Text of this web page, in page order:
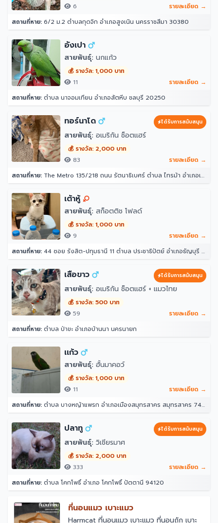
6
รายละเอียด →
สถานที่หาย: 6/2 ม.2 ตำบลกุดจิก อำเภอสูงเนิน นครราชสีมา 30380
อังเปา
สายพันธุ์: นกแก้ว
💰 รางวัล: 1,000 บาท
11
รายละเอียด →
สถานที่หาย: ตำบล นาจอมเทียน อำเภอสัตหีบ ชลบุรี 20250
ทอร์นาโด ได้รับการสนับสนุน
สายพันธุ์: อเมริกัน ช็อตแฮร์
💰 รางวัล: 2,000 บาท
83
รายละเอียด →
สถานที่หาย: The Metro 135/218 ถนน รัตนาธิเบศร์ ตำบล ไทรม้า อำเภอเมืองนนทบุรี นนทบุรี 11000
เต้าหู้
สายพันธุ์: สก็อตติช โฟลด์
💰 รางวัล: 1,000 บาท
9
รายละเอียด →
สถานที่หาย: 44 ซอย รังสิต-ปทุมธานี 11 ตำบล ประชาธิปัตย์ อำเภอธัญบุรี ปทุมธานี 12130
เสือขาว ได้รับการสนับสนุน
สายพันธุ์: อเมริกัน ช็อตแฮร์ + แมวไทย
💰 รางวัล: 500 บาท
59
รายละเอียด →
สถานที่หาย: ตำบล ป่าขะ อำเภอบ้านนา นครนายก
เเก้ว
สายพันธุ์: ฮั้นมาคอว์
💰 รางวัล: 1,000 บาท
11
รายละเอียด →
สถานที่หาย: ตำบล บางหญ้าแพรก อำเภอเมืองสมุทรสาคร สมุทรสาคร 74000
ปลาทู ได้รับการสนับสนุน
สายพันธุ์: วิเชียรมาศ
💰 รางวัล: 2,000 บาท
333
รายละเอียด →
สถานที่หาย: ตำบล โคกโพธิ์ อำเภอ โคกโพธิ์ ปัตตานี 94120
ที่นอนแมว เบาะแมว
￼Harmcat ที่นอนแมว เบาะแมว ที่นอนถัก เบาะ